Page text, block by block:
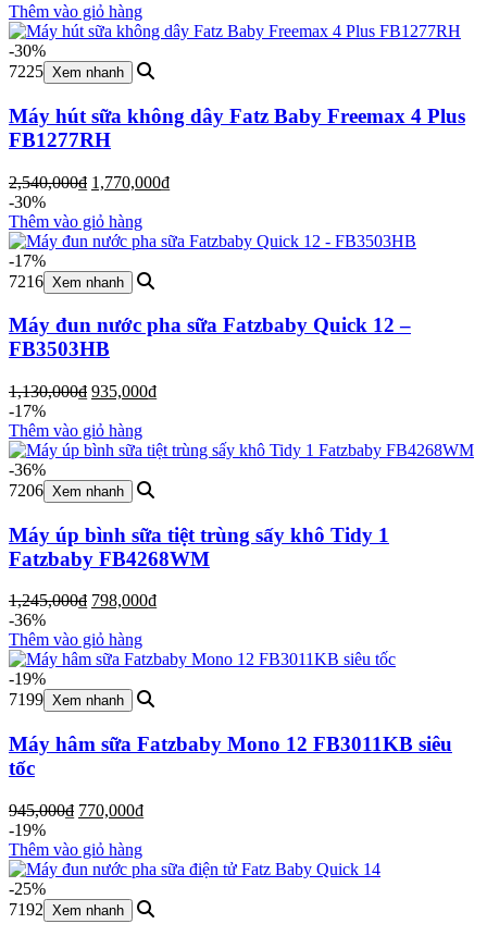
là:
3,850,000₫.là:
Thêm vào giỏ hàng
-30%
7225 Xem nhanh
Máy hút sữa không dây Fatz Baby Freemax 4 Plus
FB1277RH
2,540,000₫ Giá
là:
2,540,000₫.
1,770,000₫Giá
là:
-30%
Thêm vào giỏ hàng
-17%
7216 Xem nhanh
Máy đun nước pha sữa Fatzbaby Quick 12 –
FB3503HB
1,130,000₫ Giá
là:
1,130,000₫.
935,000₫Giá
là:
-17%
Thêm vào giỏ hàng
-36%
7206 Xem nhanh
Máy úp bình sữa tiệt trùng sấy khô Tidy 1
Fatzbaby FB4268WM
1,245,000₫ Giá
là:
1,245,000₫.
798,000₫Giá
là:
-36%
Thêm vào giỏ hàng
-19%
7199 Xem nhanh
Máy hâm sữa Fatzbaby Mono 12 FB3011KB siêu
tốc
945,000₫ Giá
là:
945,000₫.
770,000₫Giá
là:
-19%
Thêm vào giỏ hàng
-25%
7192 Xem nhanh